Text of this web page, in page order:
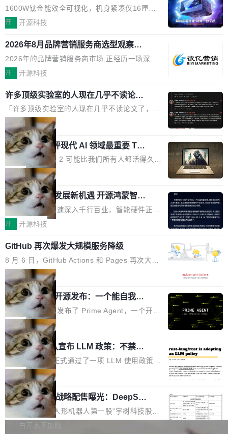
从营销"加分项"变成品牌在AI时...
么 安装 AI Helper 后，在任意网页选中文本，选
区旁边会自动浮现一个工具栏： 工具 功能 典型
场景 AI 搜索 联网搜索相关信息 看到陌生概念，
想快速了解背景 解释 让 AI 解释选中文本 读到
费解...
现有产品的天花板 我用过不少 AI 浏览器插件。
刚开始觉得都挺好——选中一段文字，弹出解
要。但用久了你会发现，它们本质上都是同一类
东西：一个带网页上下文的聊天框。 它们能读取
页面的文本，然后把文本丢给大模型，再返回一
段回答。仅此而已。 这当然有用，但总觉得差点
意思。比如我在一个后台管理系统里，需要填50
个表单字段，每个字段还有联动逻辑；比如我
想...
源：为发烧级主机与本地AI算力打造旗
舰供电方案
1600W钛金能效全可视化，机身紧凑仅16厘米
继2026台北电脑展首度亮相后，技嘉科技近日正
电源专为发烧级DIY主机与本地AI算力平台打
造，整机长度仅16厘米，提供1600W额定功率
与80PLUS钛金能效；支持ATX 3.1与PCIe 5.1
规范，结合服务器级元件、完善供电线材与内置
实时LCD监控屏，可充分满足当下高阶PC主机
的严苛使用需求。 澎湃功率，紧凑机身 钛金雕1
600PG5 AI TOP具备强悍输出功率，同时实现
机身尺寸大幅精简。整机长度仅16厘米，属于同
功率段机身尺寸十分紧凑的1600W电源产品。小
巧机身有效提升市面主流标准A...
开 开源科技
2026年8月品牌营销服务商选型观察：
从流量思维到品牌资产思维的范式转移
2026年的品牌营销服务商市场,正经历一场深刻
的价值重构。全球全案品牌代理机构市场从2025
复合增长率达5.44%,预计2032年将突破120亿美
元。数字广告与公共关系相关服务市场更是从20
25年的8463亿美元扩张至2026年的8763亿美
元。数字的背后是一个清晰的事实——品牌对专
业化营销服务的需求从未如此迫切。 但市场扩容
的同时,服务商的竞争逻辑正在改变。2026年Top
Agency年度合辑的观察指出,“产品”这个离消费
者最近的载体,在整个品牌营销层面的权重显著变
高了。全域营销服务商的竞争正在从规模转向深
度,案例厚度、全域覆盖、多线协同...
开 开源科技
许多顶级实验室的人现在几乎不读论文
了
「许多顶级实验室的人现在几乎不读论文了，而
且他们认为 ICLR/ICML/NeurIPS 充斥着大量过
度宣传和欺诈。」 OpenAI 研究员 Keller Jorda
n 这条推文引发了广泛讨论。他不是在说风凉
话，他是说出了一个圈内人尽皆知但很少公开捅
破的事实。 Jordan 随后补充了一句软化声明：
「我不认为这些会议上大部分论文都在过度宣传
或造假。问题是，作为读者，如果你筛选出那些
看起来最令人兴奋的论文，那它们大部分都是过
度宣传的。」 这才是真正的痛点。不是所有论文
都有问题，是最吸引眼球的那批论文最有问题。
他引用的帖子来自 Mathew Shen，一位 ICLR 2
026 的读者：「看了篇 ...
局
xAI 前工程师评现代 AI 领域最重要 Top
3 开源项目
Flash Attention 2 可能比我们所有人都活得久。
这句话不是来自某个技术博客，而是出自 Hieu
Pham 的一条推文。Hieu Pham 是谁？他是 xAI
的早期工程师之一，在 Grok 训练基础设施团队
工作过。近日他在 X 上发了一条帖子，列出了他
认为现代 AI 领域最重要的三个开源项目。 第一
理由很具体。FA 系列不需要解释，但 FA2 是他
认为最重要的一个——复杂度恰到好处，刚好能
驱动你去学 CuTe，但还没被那些"邪恶的" Hopp
er++ 优化所淹没，足够容易修改和适配。 更关
键的是 FA2 的持久性...
局
共商智能硬件发展新机遇 开源鸿蒙智能
硬件开发者日杭州站即将举行
随着万物智联加速深入千行百业，智能硬件正从
单点设备迈向智能化、网联化、协同化发展。作
鸿蒙通过统一技术底座和分布式能力，为不同类
型智能设备的开发、连接与互联提供关键支撑，
也为产业链企业探索产品创新与商业增长打开新
的空间。 8月14日，开源鸿蒙智能硬件开发者日
（OHDD：OpenHarmony Hardware Develope
r Day）将在杭州启航。活动面向智能硬件产业
链企业和开发者，邀请行业专家与资深技术顾
问，围绕开源鸿蒙技术能力、设备适配、芯片适
配、功耗与稳定性调优、兼容性测评及统一互联
等内容展开系统讲解和实战交流，帮助企业进一
步了解开源鸿蒙在智能...
开 开源科技
GitHub 再次爆发大规模服务降级
8 月 6 日，GitHub Actions 和 Pages 再次大规
模服务降级，Actions 完全不可用超过 5 小时，
webhook 停发，连自托管 runner 也因调度层故
障无法工作。Pages、Copilot code review、C
opilot coding agent 全部受影响。从检测到完全
恢复，大约 12 小时。 这是 2026 年 8 月的第六
起事故，其中四起与 AI/Copilot 服务相关。 Git
Hub 员工 kdaigle 在 HN 讨论中贴出了一组数
据：2025 年全年 10 亿次 commit。现在，每周
2.75 亿次，全年预计 140 亿次。GitHub...
局
Prime Agent 开源发布：一个能自我改
进的编程 Agent，ARC-AGI 3 超越人类
专家基线
Prime Intellect 发布了 Prime Agent，一个开源
的编程 Agent Harness，核心设计围绕两个抽
象：Recursive Language Model（RLM）和 C
ontinual Harness。在 ARC-AGI 3 基准测试
上，Prime Agent + Opus 5 的组合达到了 95.
5% RHAE Best@1，超过了 ARC 报告的人类专
家基线 95.4%。 不是又一个 coding agent 包装
器 Prime Agent 的架构和市面上大多数 coding
agent 有本质区别。大多数 agent harness 的设
计是基于早期模型的能力—...
局
Rust 项目团队宣布 LLM 政策：不禁
止，但你要承认哪些代码不是你写的
Rust 语言项目正式通过了一项 LLM 使用政策，
覆盖 rust-lang/rust 单一仓库的代码贡献。这不
是项目级别的官方立场，目前由五个团队采纳，
但它可能是主流开源项目中关于 AI 辅助贡献最
细致的一份规则。 政策的核心只有一句话：LLM
可以用来分析、提炼、审阅、建议，但不能用来
局
宇树科技 IPO 战略配售曝光：DeepSe
ek 获配 93.3 万股，锁定 36 个月
8月6日晚间，“人形机器人第一股”宇树科技股份
有限公司披露IPO发行价格及战略配售结果，杭
白开水不加糖